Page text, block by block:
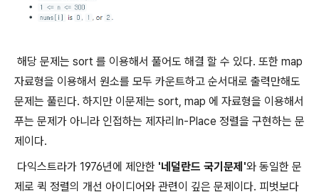
해당 문제는 sort 를 이용해서 풀어도 해결 할 수 있다. 또한 map
자료형을 이용해서 원소를 모두 카운트하고 순서대로 출력만해도
문제는 풀린다. 하지만 이문제는 sort, map 에 자료형을 이용해서
푸는 문제가 아니라 인접하는 제자리In-Place 정렬을 구현하는 문
제이다.
다익스트라가 1976년에 제안한 '네덜란드 국기문제'와 동일한 문
제로 퀵 정렬의 개선 아이디어와 관련이 깊은 문제이다. 피벗보다